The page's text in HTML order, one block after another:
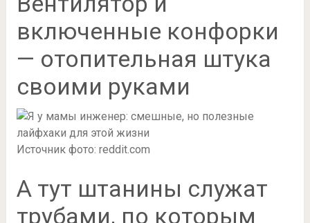
включенные конфорки
— отопительная штука
своими руками
Источник фото: reddit.com
А тут штанины служат
трубами, по которым